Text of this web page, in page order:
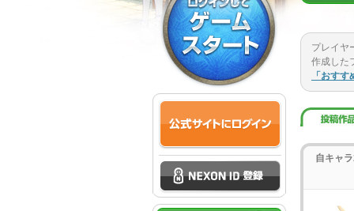
プレイヤ
作成した
「おすす
自キャ